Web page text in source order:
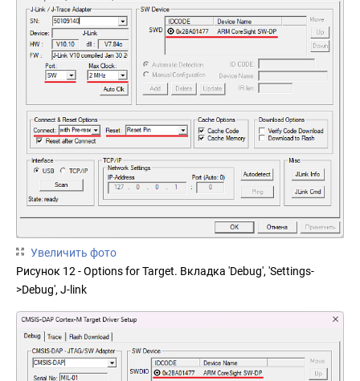
Увеличить фото
Рисунок 12 - Options for Target. Вкладка 'Debug', 'Settings-
>Debug', J-link